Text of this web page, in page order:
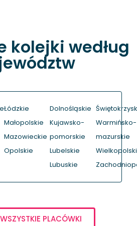
kolejki według
Łódzkie
Małopolskie
Mazowieckie
Opolskie
Dolnośląskie
Kujawsko-
pomorskie
Lubelskie
Lubuskie
Warmińsko-
mazurskie
PLACÓWKI